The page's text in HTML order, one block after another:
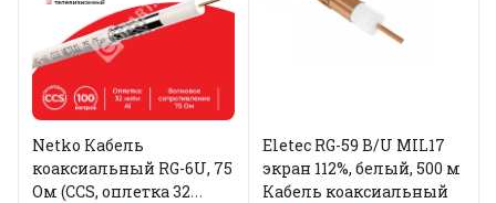
Netko Кабель
коаксиальный RG-6U, 75
Ом (CCS, оплетка 32
Eletec RG-59 B/U MIL17
экран 112%, белый, 500 м
Кабель коаксиальный